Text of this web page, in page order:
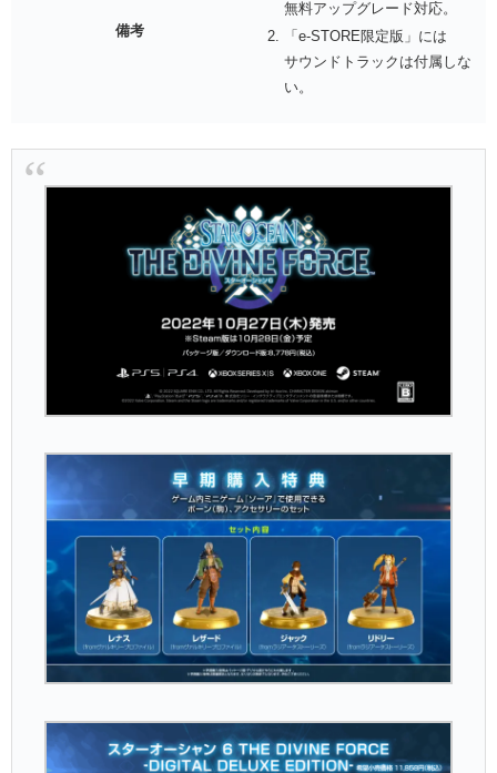
備考
無料アップグレード対応。
「e-STORE限定版」には
サウンドトラックは付属しな
い。